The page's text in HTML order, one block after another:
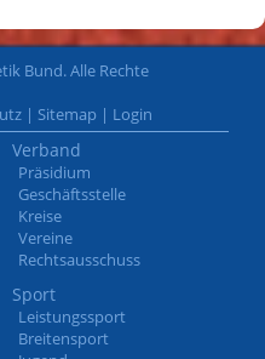
Bund. Alle Rechte
| Sitemap | Login
Verband
Präsidium
Geschäftsstelle
Kreise
Vereine
Rechtsausschuss
Sport
Leistungssport
Breitensport